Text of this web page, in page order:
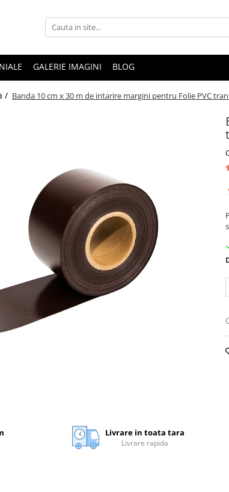
GALERIE IMAGINI BLOG
/ Banda 10 cm x 30 m de intarire margini pentru Folie PVC
Livrare in toata tara
Livrare rapida